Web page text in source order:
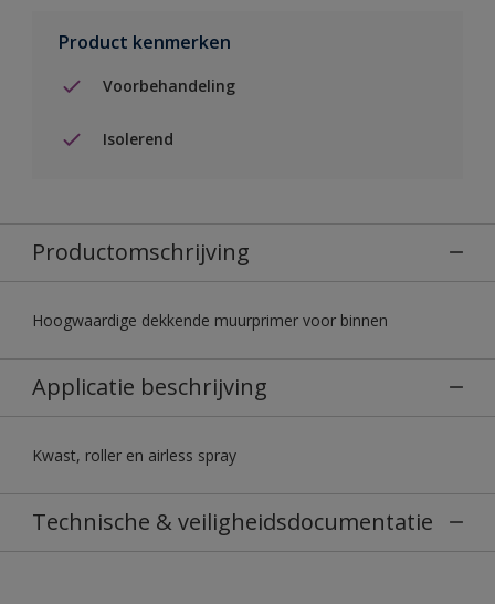
Product kenmerken
Voorbehandeling
Isolerend
Productomschrijving
Hoogwaardige dekkende muurprimer voor binnen
Applicatie beschrijving
Kwast, roller en airless spray
Technische & veiligheidsdocumentatie